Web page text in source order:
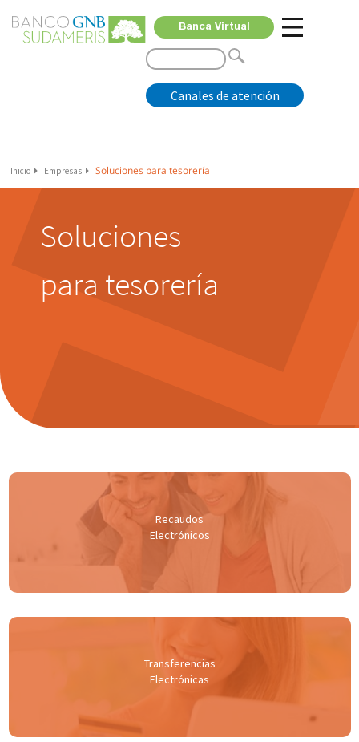
Canales de atención
Banca Virtual
Inicio Empresas Soluciones para tesorería
Soluciones
para tesorería
Recaudos
Electrónicos
Transferencias
Electrónicas